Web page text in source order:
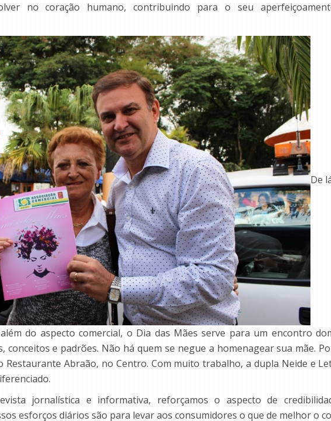
no coração humano, contribuindo para o seu
De
do aspecto comercial, o Dia das Mães serve para um encontro
conceitos e padrões. Não há quem se negue a homenagear sua mãe.
Restaurante Abraão, no Centro. Com muito trabalho, a dupla Neide e
jornalística e informativa, reforçamos o aspecto de
esforços diários são para levar aos consumidores o que de melhor o